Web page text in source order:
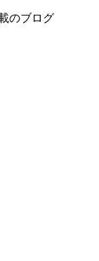
のブログ